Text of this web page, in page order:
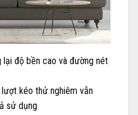
lại độ bền cao và đường nét
kéo thử nghiêm vẫn
sử dụng